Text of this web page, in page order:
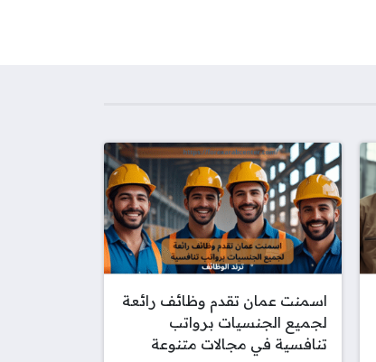
اسمنت عمان تقدم وظائف رائعة
لجميع الجنسيات برواتب
تنافسية في مجالات متنوعة